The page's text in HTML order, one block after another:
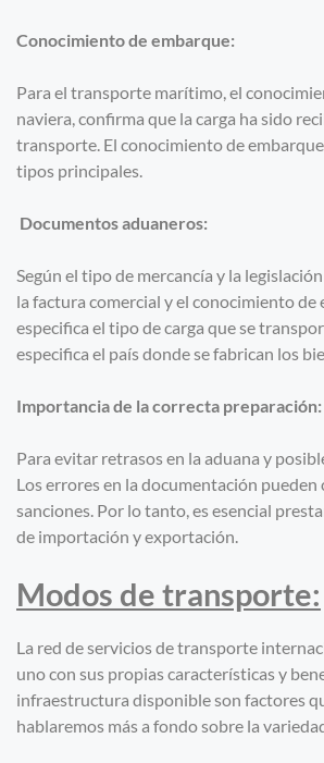
Conocimiento de embarque:
Para el transporte marítimo, el
naviera, confirma que la carga ha sido
transporte. El conocimiento de
tipos principales.
Documentos aduaneros:
Según el tipo de mercancía y la
la factura comercial y el conocimiento de
especifica el tipo de carga que se
especifica el país donde se fabrican los
Importancia de la correcta preparación:
Para evitar retrasos en la aduana y
Los errores en la documentación
sanciones. Por lo tanto, es esencial
de importación y exportación.
Modos de transporte:
La red de servicios de transporte
uno con sus propias características y
infraestructura disponible son factores
hablaremos más a fondo sobre la